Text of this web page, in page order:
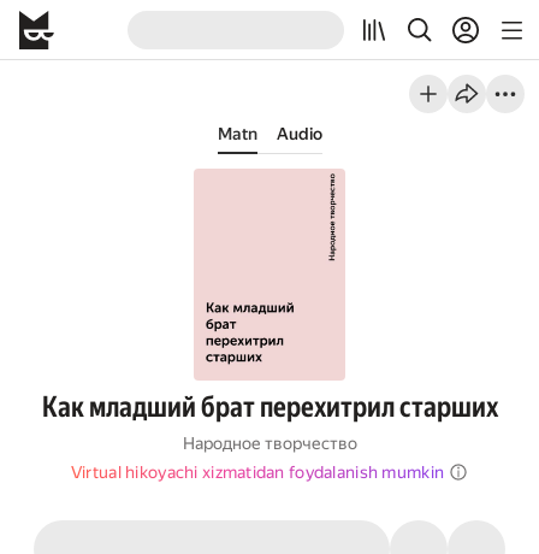
Matn Audio
Как младший брат перехитрил старших
Народное творчество
Virtual hikoyachi xizmatidan foydalanish mumkin